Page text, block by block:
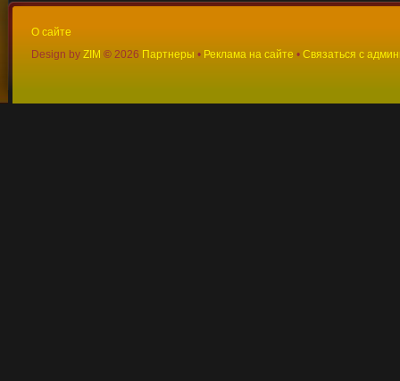
О сайте
Design by ZIM © 2026 Партнеры • Реклама на сайте • Связаться с